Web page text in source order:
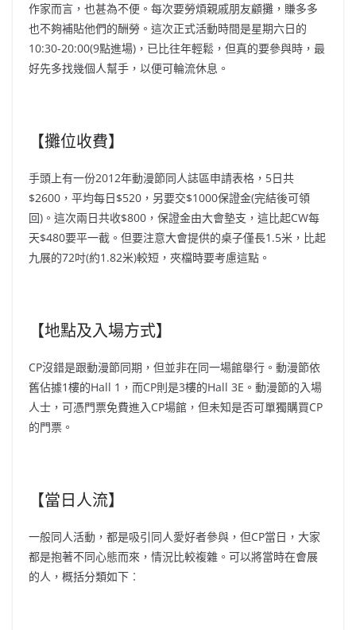
作家而言，也甚為不便。每次要勞煩親戚朋友顧攤，賺多多
也不夠補貼他們的酬勞。這次正式活動時間是星期六日的
10:30-20:00(9點進場)，已比往年輕鬆，但真的要參與時，最
好先多找幾個人幫手，以便可輪流休息。
【攤位收費】
手頭上有一份2012年動漫節同人誌區申請表格，5日共
$2600，平均每日$520，另要交$1000保證金(完結後可領
回)。這次兩日共收$800，保證金由大會墊支，這比起CW每
天$480要平一截。但要注意大會提供的桌子僅長1.5米，比起
九展的72吋(約1.82米)較短，夾檔時要考慮這點。
【地點及入場方式】
CP沒錯是跟動漫節同期，但並非在同一場館舉行。動漫節依
舊佔據1樓的Hall 1，而CP則是3樓的Hall 3E。動漫節的入場
人士，可憑門票免費進入CP場館，但未知是否可單獨購買CP
的門票。
【當日人流】
一般同人活動，都是吸引同人愛好者參與，但CP當日，大家
都是抱著不同心態而來，情況比較複雜。可以將當時在會展
的人，概括分類如下︰